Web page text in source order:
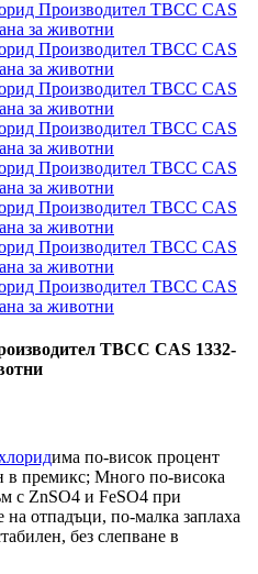
TBCC CAS 1332-
има по-висок процент
в премикс; Много по-висока
с ZnSO4 и FeSO4 при
отпадъци, по-малка заплаха
без слепване в